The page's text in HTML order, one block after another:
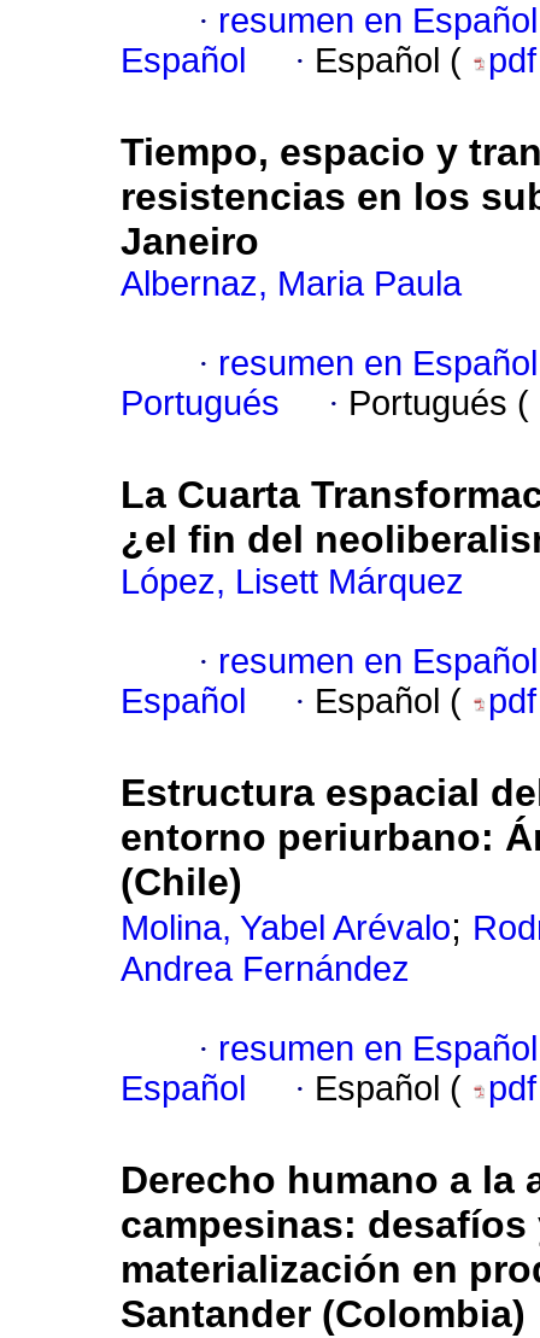
· resumen en Español
Español
· Español (
Tiempo, espacio y
resistencias en los
Janeiro
Albernaz, Maria Paula
· resumen en Español
Portugués
· Portugués (
La Cuarta
¿el fin del
López, Lisett Márquez
· resumen en Español
Español
· Español (
Estructura espacial
entorno periurbano:
(Chile)
Molina, Yabel Arévalo;
Andrea Fernández
· resumen en Español
Español
· Español (
Derecho humano a la
campesinas:
materialización en
Santander (Colombia)